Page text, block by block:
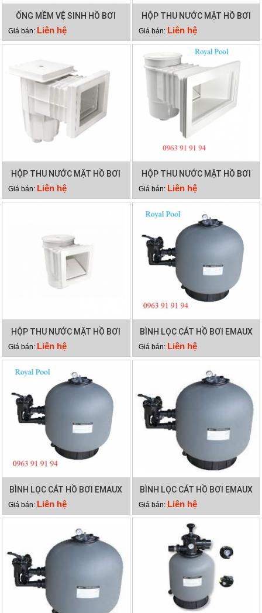
ỐNG MỀM VỆ SINH HỒ BƠI
12M 2 LỚP
Giá bán: Liên hệ
HỘP THU NƯỚC MẶT HỒ BƠI
EMAUX EM0140
Giá bán: Liên hệ
HỘP THU NƯỚC MẶT HỒ BƠI
EMAUX EM0130
Giá bán: Liên hệ
HỘP THU NƯỚC MẶT HỒ BƠI
EMAUX EM0020
Giá bán: Liên hệ
HỘP THU NƯỚC MẶT HỒ BƠI
EMAUX EM0010
Giá bán: Liên hệ
BÌNH LỌC CÁT HỒ BƠI EMAUX
SP500
Giá bán: Liên hệ
BÌNH LỌC CÁT HỒ BƠI EMAUX
SP450
Giá bán: Liên hệ
BÌNH LỌC CÁT HỒ BƠI EMAUX
SP650
Giá bán: Liên hệ